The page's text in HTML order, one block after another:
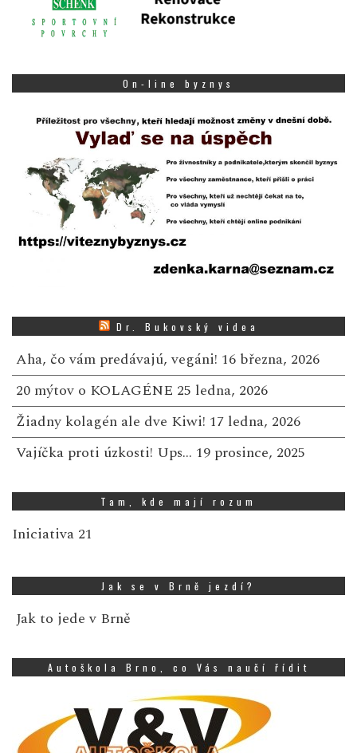
On-line byznys
Dr. Bukovský videa
Aha, čo vám predávajú, vegáni! 16 března, 2026
20 mýtov o KOLAGÉNE 25 ledna, 2026
Žiadny kolagén ale dve Kiwi! 17 ledna, 2026
Vajíčka proti úzkosti! Ups… 19 prosince, 2025
Tam, kde mají rozum
Iniciativa 21
Jak se v Brně jezdí?
Jak to jede v Brně
Autoškola Brno, co Vás naučí řídit